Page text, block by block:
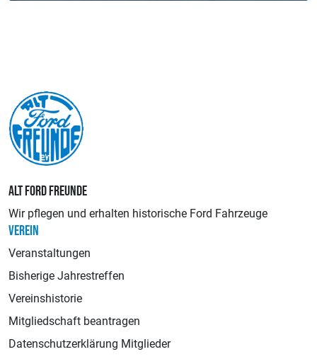
ALT FORD FREUNDE
Wir pflegen und erhalten historische Ford Fahrzeuge
VEREIN
Veranstaltungen
Bisherige Jahrestreffen
Vereinshistorie
Mitgliedschaft beantragen
Datenschutzerklärung Mitglieder